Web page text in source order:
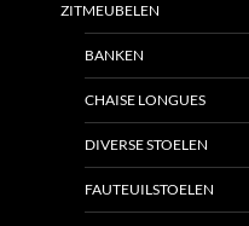
ZITMEUBELEN
BANKEN
CHAISE LONGUES
DIVERSE STOELEN
FAUTEUILSTOELEN